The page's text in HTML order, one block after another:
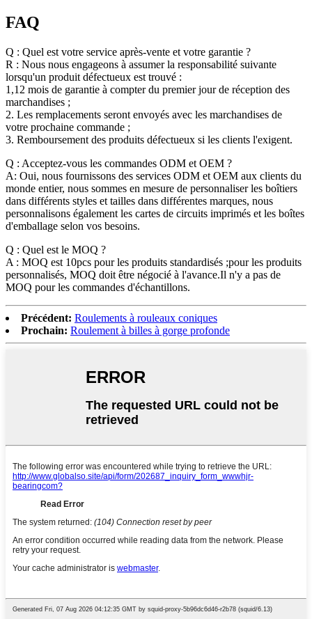
FAQ
Q : Quel est votre service après-vente et votre garantie ?
R : Nous nous engageons à assumer la responsabilité suivante
lorsqu'un produit défectueux est trouvé :
1,12 mois de garantie à compter du premier jour de réception des
marchandises ;
2. Les remplacements seront envoyés avec les marchandises de
votre prochaine commande ;
3. Remboursement des produits défectueux si les clients l'exigent.
Q : Acceptez-vous les commandes ODM et OEM ?
A: Oui, nous fournissons des services ODM et OEM aux clients du
monde entier, nous sommes en mesure de personnaliser les boîtiers
dans différents styles et tailles dans différentes marques, nous
personnalisons également les cartes de circuits imprimés et les boîtes
d'emballage selon vos besoins.
Q : Quel est le MOQ ?
A : MOQ est 10pcs pour les produits standardisés ;pour les produits
personnalisés, MOQ doit être négocié à l'avance.Il n'y a pas de
MOQ pour les commandes d'échantillons.
Précédent: Roulements à rouleaux coniques
Prochain: Roulement à billes à gorge profonde